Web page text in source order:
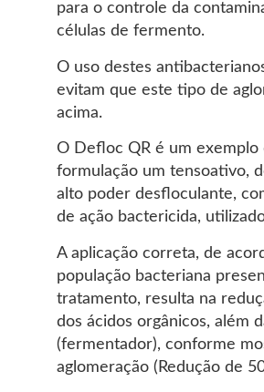
para o controle da
células de fermento.
O uso destes
evitam que este tipo de
acima.
O Defloc QR é um exemplo
formulação um tensoativo,
alto poder desfloculante,
de ação bactericida,
A aplicação correta, de
população bacteriana
tratamento, resulta na
dos ácidos orgânicos, além
(fermentador), conforme
aglomeração (Redução de